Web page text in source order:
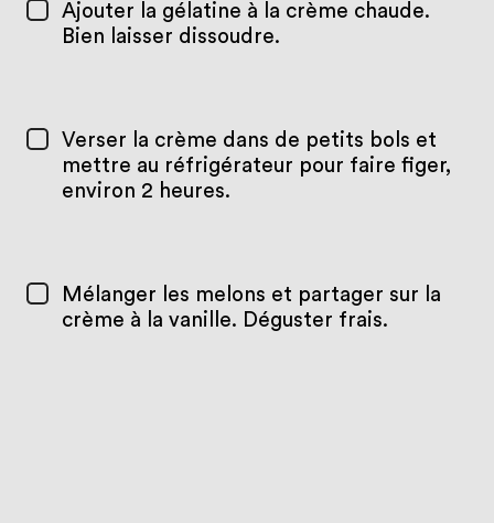
Ajouter la gélatine à la crème chaude.
Bien laisser dissoudre.
Verser la crème dans de petits bols et
mettre au réfrigérateur pour faire figer,
environ 2 heures.
Mélanger les melons et partager sur la
crème à la vanille. Déguster frais.